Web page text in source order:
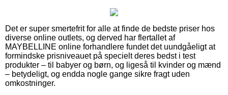
Det er super smertefrit for alle at finde de bedste priser hos
diverse online outlets, og derved har flertallet af
MAYBELLINE online forhandlere fundet det uundgåeligt at
formindske prisniveauet på specielt deres bedst i test
produkter – til babyer og børn, og ligeså til kvinder og mænd
– betydeligt, og endda nogle gange sikre fragt uden
omkostninger.